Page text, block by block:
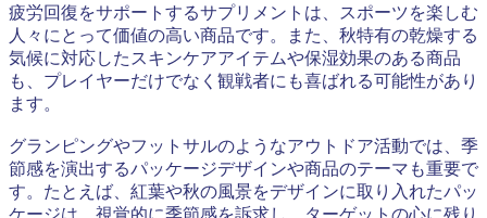
疲労回復をサポートするサプリメントは、スポーツを楽しむ
人々にとって価値の高い商品です。また、秋特有の乾燥する
気候に対応したスキンケアアイテムや保湿効果のある商品
も、プレイヤーだけでなく観戦者にも喜ばれる可能性があり
ます。
グランピングやフットサルのようなアウトドア活動では、季
節感を演出するパッケージデザインや商品のテーマも重要で
す。たとえば、紅葉や秋の風景をデザインに取り入れたパッ
ケージは、視覚的に季節感を訴求し、ターゲットの心に残り